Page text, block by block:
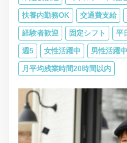
扶養内勤務OK 交通費支給
経験者歓迎 固定シフト 平
週5 女性活躍中 男性活躍中
月平均残業時間20時間以内